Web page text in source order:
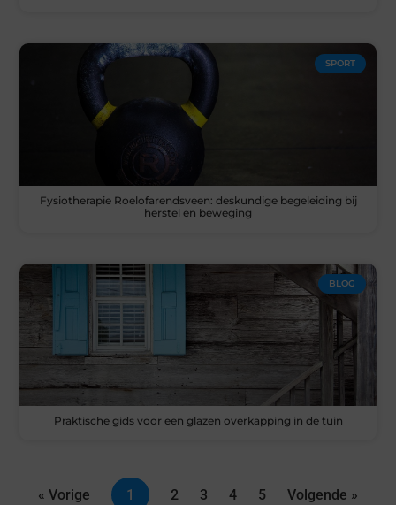
SPORT
Fysiotherapie Roelofarendsveen: deskundige begeleiding bij
herstel en beweging
BLOG
Praktische gids voor een glazen overkapping in de tuin
« Vorige 1 2 3 4 5 Volgende »